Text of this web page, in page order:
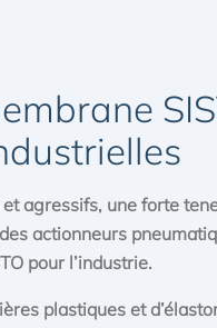
agressifs, une forte
actionneurs
pour l’industrie.
plastiques et